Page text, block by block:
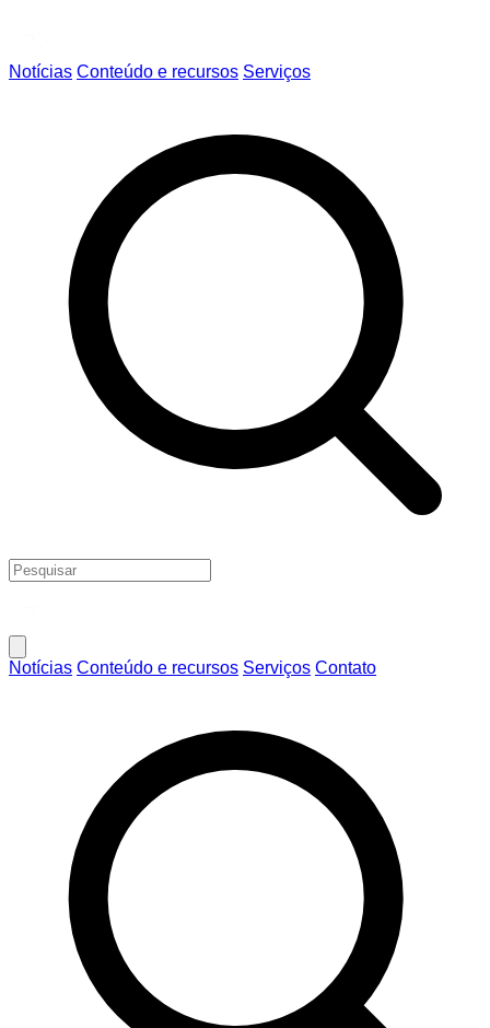
Notícias Conteúdo e recursos Serviços
Notícias Conteúdo e recursos Serviços Contato